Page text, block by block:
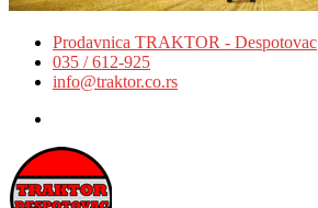
Prodavnica TRAKTOR - Despotovac
035 / 612-925
info@traktor.co.rs